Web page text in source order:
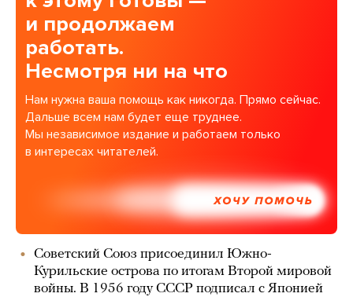
и продолжаем
работать.
Несмотря ни на что
Нам нужна ваша помощь как никогда. Прямо сейчас.
Дальше всем нам будет еще труднее.
Мы независимое издание и работаем только
в интересах читателей.
ХОЧУ ПОМОЧЬ
Советский Союз присоединил Южно-
Курильские острова по итогам Второй мировой
войны. В 1956 году СССР подписал с Японией